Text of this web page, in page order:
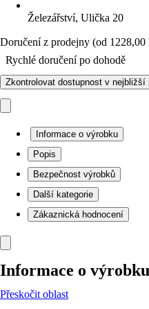
Železářství, Ulička 20
Doručení z prodejny (od 1228,00
Rychlé doručení po dohodě
Zkontrolovat dostupnost v nejbližší
Informace o výrobku
Popis
Bezpečnost výrobků
Další kategorie
Zákaznická hodnocení
Informace o výrobku
Přeskočit oblast